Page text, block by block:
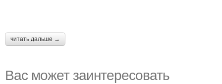
читать дальше →
Вас может заинтересовать